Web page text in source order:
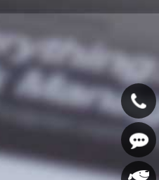
400-
607-
在线咨